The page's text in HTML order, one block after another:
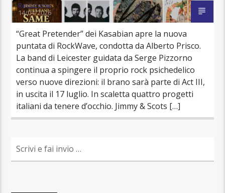
Redazione
14/04/2026
“Great Pretender” dei Kasabian apre la nuova
puntata di RockWave, condotta da Alberto Prisco.
La band di Leicester guidata da Serge Pizzorno
continua a spingere il proprio rock psichedelico
verso nuove direzioni: il brano sarà parte di Act III,
in uscita il 17 luglio. In scaletta quattro progetti
italiani da tenere d’occhio. Jimmy & Scots […]